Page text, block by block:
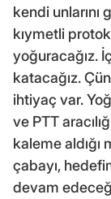
kendi unlarını
kıymetli
yoğuracağız.
katacağız.
ihtiyaç var.
ve PTT
kaleme
çabayı,
devam